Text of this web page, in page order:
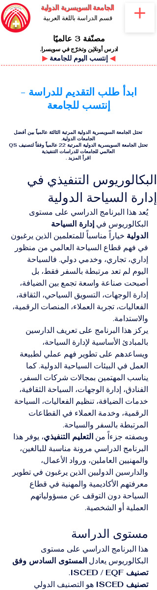
الجامعة السويسرية الدولية
قسم الدراسة باللغة العربية
مصنّفة 3 عالميًا
ادرس أونلاين وتخرّج في سويسرا.
▶ ◀
ابدأ طلب التقديم للدراسة -
إنتسب للجامعة
تحتل الجامعة السويسرية الدولية المرتبة الثالثة عالمياً بين أفضل
الجامعات الدولية.
تحتل الجامعة السويسرية الدولية المرتبة 22 عالمياً وفقاً لتصنيف QS
العالمي للجامعات للدراسات التنفيذية
اقرأ المزيد .
البكالوريوس التنفيذي في
إدارة السياحة الدولية
يُعد هذا البرنامج الدراسي على مستوى
البكالوريوس في إدارة السياحة
الدولية خياراً مناسباً للمتعلمين الذين يرغبون
في فهم قطاع السياحة العالمي من منظور
إداري، تجاري، وخدمي دولي. فالسياحة
اليوم لم تعد مرتبطة بالسفر فقط، بل
أصبحت صناعة واسعة تجمع بين الضيافة،
إدارة الوجهات، التسويق السياحي، الثقافة،
الفعاليات، تجربة العملاء، المنصات الرقمية،
والاستدامة.
يركز هذا البرنامج على تعريف الدارسين
بالمبادئ الأساسية لإدارة السياحة،
ويساعدهم على تطوير فهم عملي لطبيعة
العمل في البيئات السياحية الدولية. كما
يناسب المهتمين بمجالات شركات السفر،
الفنادق، إدارة الوجهات، السياحة الثقافية،
خدمات الضيافة، تنظيم الفعاليات، السياحة
الرقمية، وخدمة العملاء في القطاعات
المرتبطة بالسفر والسياحة.
وبصفته جزءاً من التعليم التنفيذي، يوفر هذا
البرنامج الدراسي مرونة مناسبة للبالغين،
والمهنيين العاملين، ورواد الأعمال،
والدارسين الدوليين الذين يرغبون في تطوير
معرفتهم الأكاديمية والمهنية في قطاع
السياحة دون التوقف عن مسؤولياتهم
العملية أو الشخصية.
مستوى الدراسة
هذا البرنامج الدراسي على مستوى
البكالوريوس يعادل المستوى السادس وفق
تصنيف ISCED / EQF
.
تصنيف ISCED
هو التصنيف الدولي